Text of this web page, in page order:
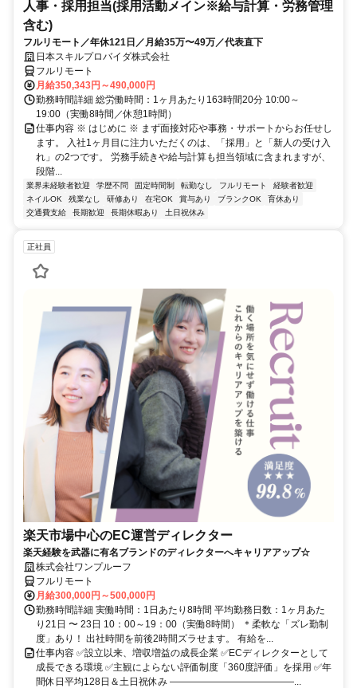
人事・採用担当(採用活動メイン※給与計算・労務管理
含む)
フルリモート／年休121日／月給35万〜49万／代表直下
日本スキルプロバイダ株式会社
フルリモート
月給350,343円～490,000円
勤務時間詳細 総労働時間：1ヶ月あたり163時間20分 10:00～
19:00（実働8時間／休憩1時間）
仕事内容 ※ はじめに ※ まず面接対応や事務・サポートからお任せし
ます。 入社1ヶ月目に注力いただくのは、「採用」と「新人の受け入
れ」の2つです。 労務手続きや給与計算も担当領域に含まれますが、
段階...
業界未経験者歓迎 学歴不問 固定時間制 転勤なし フルリモート
経験者歓迎
ネイルOK
残業なし 研修あり 在宅OK 賞与あり ブランクOK
育休あり
交通費支給
長期歓迎 長期休暇あり 土日祝休み
正社員
楽天市場中心のEC運営ディレクター
楽天経験を武器に有名ブランドのディレクターへキャリアアップ☆
株式会社ワンプルーフ
フルリモート
月給300,000円～500,000円
勤務時間詳細 実働時間：1日あたり8時間 平均勤務日数：1ヶ月あた
り21日 〜 23日 10：00～19：00（実働8時間） ＊柔軟な「ズレ勤制
度」あり！ 出社時間を前後2時間ズラせます。 有給を...
仕事内容 ✅設立以来、増収増益の成長企業 ✅ECディレクターとして
成長できる環境 ✅主観によらない評価制度「360度評価」を採用 ✅年
間休日平均128日＆土日祝休み ―――――――――――――...